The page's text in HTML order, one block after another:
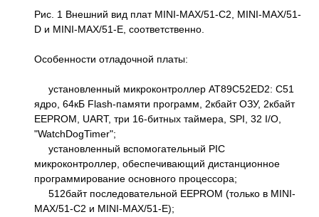
Рис. 1 Внешний вид плат MINI-MAX/51-C2, MINI-MAX/51-
D и MINI-MAX/51-E, соответственно.
Особенности отладочной платы:
установленный микроконтроллер AT89C52ED2: C51
ядро, 64кБ Flash-памяти программ, 2кбайт ОЗУ, 2кбайт
EEPROM, UART, три 16-битных таймера, SPI, 32 I/O,
"WatchDogTimer";
установленный вспомогательный PIC
микроконтроллер, обеспечивающий дистанционное
программирование основного процессора;
512байт последовательной EEPROM (только в MINI-
MAX/51-C2 и MINI-MAX/51-E);